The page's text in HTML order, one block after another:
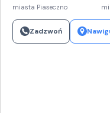
miasta Piaseczno
Zadzwoń